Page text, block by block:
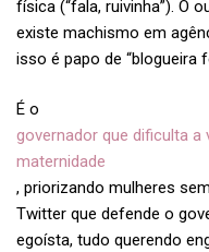
física (“fala, ruivinha”). O
existe machismo em
isso é papo de “blogueira
É o
governador que dificulta a
maternidade
, priorizando mulheres
Twitter que defende o
egoísta, tudo querendo